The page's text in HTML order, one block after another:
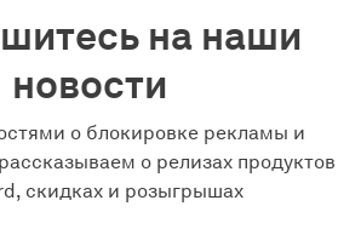
на наши
новости
о блокировке рекламы и
о релизах продуктов
скидках и розыгрышах